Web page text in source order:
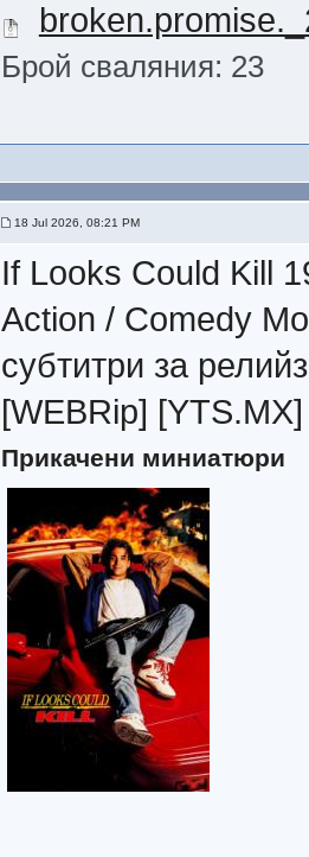
Брой сваляния: 23
18 Jul 2026, 08:21 PM
If Looks Could Kill
Action / Comedy
субтитри за
[WEBRip] [YTS.MX]
Прикачени миниатюри